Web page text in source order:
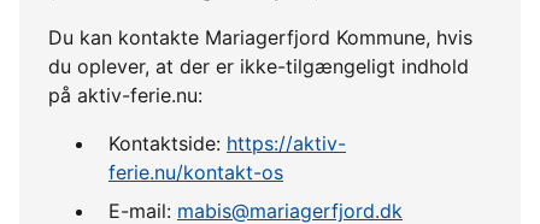
Du kan kontakte Mariagerfjord Kommune, hvis
du oplever, at der er ikke-tilgængeligt indhold
på aktiv-ferie.nu:
Kontaktside: https://aktiv-
ferie.nu/kontakt-os
E-mail: mabis@mariagerfjord.dk